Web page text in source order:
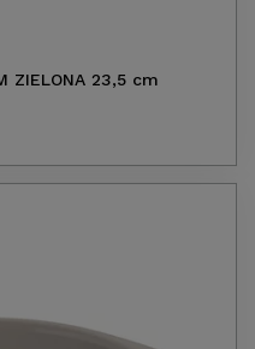
ZIELONA 23,5 cm